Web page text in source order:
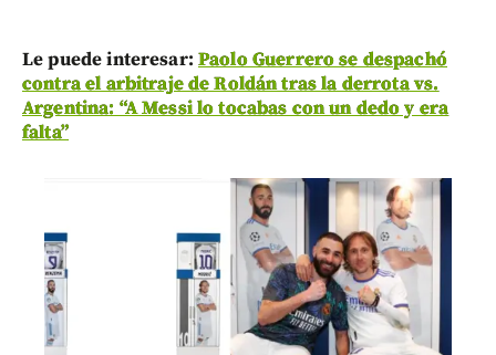
Le puede interesar: Paolo Guerrero se despachó
contra el arbitraje de Roldán tras la derrota vs.
Argentina: “A Messi lo tocabas con un dedo y era
falta”